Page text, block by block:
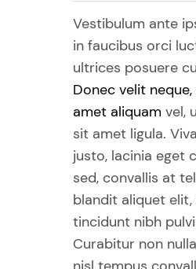
Vestibulum ante
in faucibus orci
ultrices posuere
Donec velit
amet aliquam vel,
sit amet ligula.
justo, lacinia eget
sed, convallis at
blandit aliquet elit,
tincidunt nibh
Curabitur non